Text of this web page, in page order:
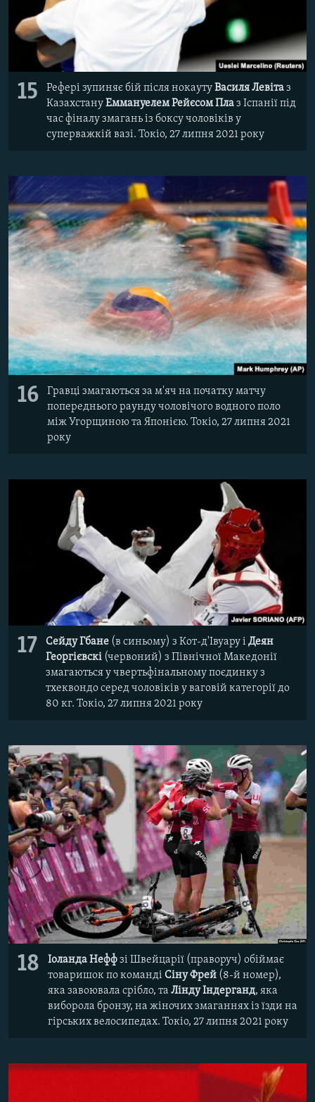
15 Рефері зупиняє бій після нокаутуВасиля Левітаз
КазахстануЕммануелем Рейєсом Плаз Іспанії під
час фіналу змагань із боксу чоловіків у
суперважкій вазі. Токіо, 27 липня 2021 року
16
Гравці змагаються за м'яч на початку матчу
попереднього раунду чоловічого водного поло
між Угорщиною та Японією. Токіо, 27 липня 2021
року
17 Сейду Гбане (в синьому) з Кот-д'Івуару і Деян
Георгієвскі (червоний) з Північної Македонії
змагаються у чвертьфінальному поєдинку з
тхеквондо серед чоловіків у ваговій категорії до
80 кг. Токіо, 27 липня 2021 року
18 Іоланда Неффзі Швейцарії (праворуч) обіймає
товаришок по команді Сіну Фрей (8-й номер),
яка завоювала срібло, та Лінду Індерганд, яка
виборола бронзу, на жіночих змаганнях із їзди на
гірських велосипедах. Токіо, 27 липня 2021 року